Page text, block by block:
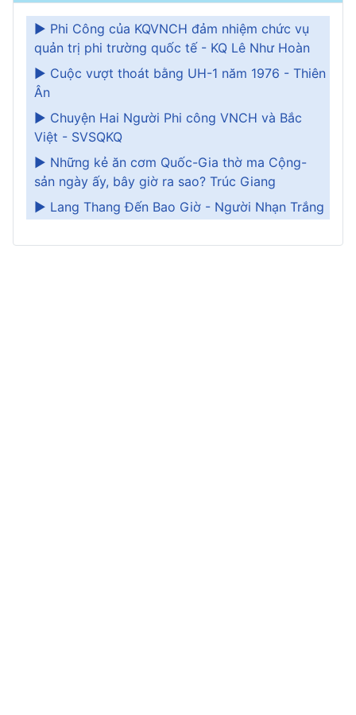
► Phi Công của KQVNCH đảm nhiệm chức vụ
quản trị phi trường quốc tế - KQ Lê Như Hoàn
► Cuộc vượt thoát bằng UH-1 năm 1976 - Thiên
Ân
► Chuyện Hai Người Phi công VNCH và Bắc
Việt - SVSQKQ
► Những kẻ ăn cơm Quốc-Gia thờ ma Cộng-
sản ngày ấy, bây giờ ra sao? Trúc Giang
► Lang Thang Đến Bao Giờ - Người Nhạn Trắng